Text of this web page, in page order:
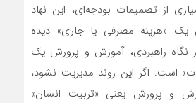
از تصمیمات بودجه‌ای، این نهاد
یک «هزینه مصرفی یا جاری» دیده
نگاه راهبردی، آموزش و پرورش یک
است. اگر این روند مدیریت نشود،
و پرورش یعنی «تربیت انسان»